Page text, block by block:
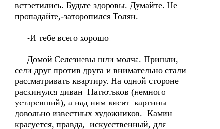
встретились. Будьте здоровы. Думайте. Не
пропадайте,-заторопился Толян.
-И тебе всего хорошо!
Домой Селезневы шли молча. Пришли,
сели друг против друга и внимательно стали
рассматривать квартиру. На одной стороне
раскинулся диван Патютьков (немного
устаревший), а над ним висят картины
довольно известных художников. Камин
красуется, правда, искусственный, для